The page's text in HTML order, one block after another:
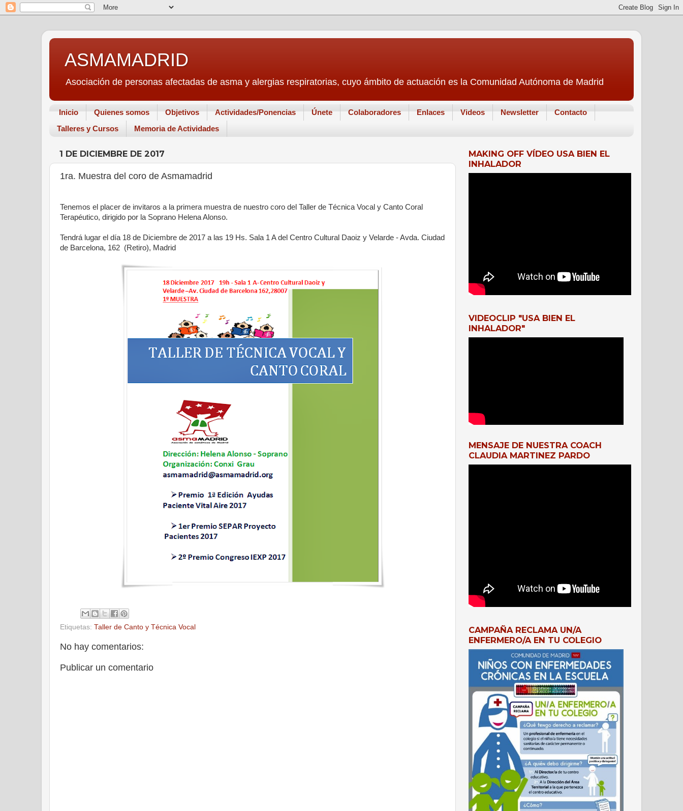
ASMAMADRID
Asociación de personas afectadas de asma y alergias respiratorias, cuyo ámbito de actuación es la Comunidad Autónoma de Madrid
Inicio Quienes somos Objetivos Actividades/Ponencias Únete Colaboradores Enlaces Videos Newsletter
Contacto
Talleres y Cursos
Memoria de Actividades
1 DE DICIEMBRE DE 2017
1ra. Muestra del coro de Asmamadrid
Tenemos el placer de invitaros a la primera muestra de nuestro coro del Taller de Técnica Vocal y Canto Coral
Terapéutico, dirigido por la Soprano Helena Alonso.
Tendrá lugar el día 18 de Diciembre de 2017 a las 19 Hs. Sala 1 A del Centro Cultural Daoiz y Velarde - Avda. Ciudad
de Barcelona, 162 (Retiro), Madrid
Etiquetas: Taller de Canto y Técnica Vocal
No hay comentarios:
Publicar un comentario
MAKING OFF VÍDEO USA BIEN EL
INHALADOR
VIDEOCLIP "USA BIEN EL
INHALADOR"
MENSAJE DE NUESTRA COACH
CLAUDIA MARTINEZ PARDO
CAMPAÑA RECLAMA UN/A
ENFERMERO/A EN TU COLEGIO